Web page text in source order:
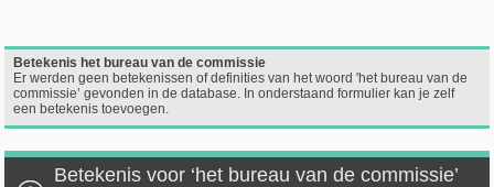
Betekenis het bureau van de commissie
Er werden geen betekenissen of definities van het woord 'het bureau van de
commissie’ gevonden in de database. In onderstaand formulier kan je zelf
een betekenis toevoegen.
Betekenis voor ‘het bureau van de commissie’